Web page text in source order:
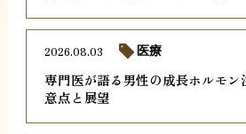
専門医が語る男性の成長ホルモン
意点と展望
2026.08.03 医療